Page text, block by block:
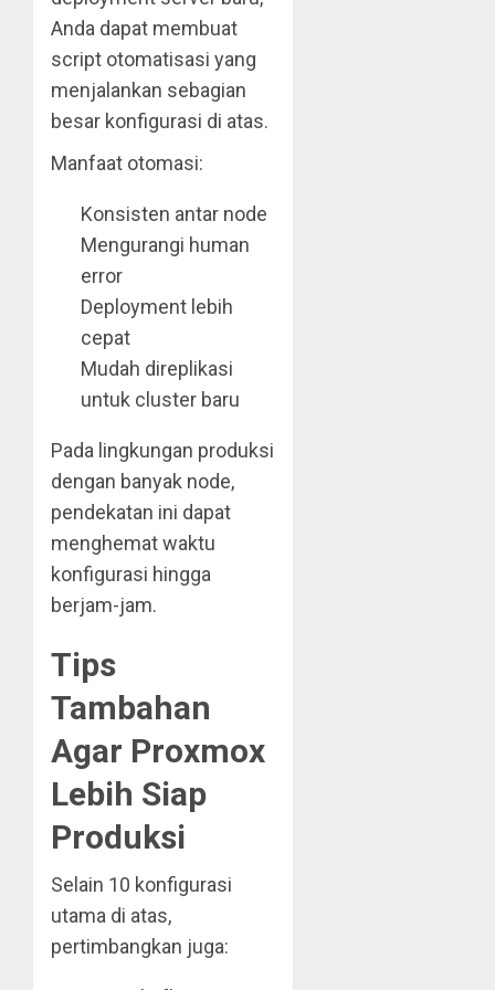
Anda dapat membuat
script otomatisasi yang
menjalankan sebagian
besar konfigurasi di atas.
Manfaat otomasi:
Konsisten antar node
Mengurangi human
error
Deployment lebih
cepat
Mudah direplikasi
untuk cluster baru
Pada lingkungan produksi
dengan banyak node,
pendekatan ini dapat
menghemat waktu
konfigurasi hingga
berjam-jam.
Tips
Tambahan
Agar Proxmox
Lebih Siap
Produksi
Selain 10 konfigurasi
utama di atas,
pertimbangkan juga: